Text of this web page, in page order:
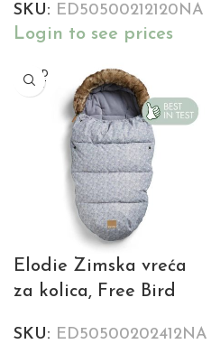
SKU: ED50500212120NA
Login to see prices
SOLD
OUT
Elodie Zimska vreća
za kolica, Free Bird
SKU: ED50500202412NA